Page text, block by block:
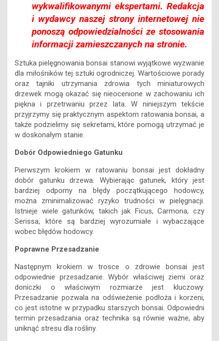
wykwalifikowanymi ekspertami. Redakcja
i wydawcy naszej strony internetowej nie
ponoszą odpowiedzialności ze stosowania
informacji zamieszczanych na stronie.
Sztuka pielęgnowania bonsai stanowi wyjątkowe wyzwanie
dla miłośników tej sztuki ogrodniczej. Wartościowe porady
oraz tajniki utrzymania zdrowia tych miniaturowych
drzewek mogą okazać się nieocenione w zachowaniu ich
piękna i przetrwaniu przez lata. W niniejszym tekście
przyjrzymy się praktycznym aspektom ratowania bonsai, a
także podzielimy się sekretami, które pomogą utrzymać je
w doskonałym stanie.
Dobór Odpowiedniego Gatunku
Pierwszym krokiem w ratowaniu bonsai jest dokładny
dobór gatunku drzewa. Wybierając gatunek, który jest
bardziej odporny na błędy początkującego hodowcy,
można zminimalizować ryzyko trudności w pielęgnacji.
Istnieje wiele gatunków, takich jak Ficus, Carmona, czy
Serissa, które są bardziej wyrozumiałe i wybaczające
wobec błędów hodowcy.
Poprawne Przesadzanie
Następnym krokiem w trosce o zdrowie bonsai jest
odpowiednie przesadzanie. Wybór właściwej ziemi oraz
doniczki o właściwym rozmiarze jest kluczowy.
Przesadzanie pozwala na odświeżenie podłoża i korzeni,
co jest istotne w przypadku starszych bonsai. Odpowiedni
termin przesadzania oraz technika są równie ważne, aby
uniknąć stresu dla rośliny.